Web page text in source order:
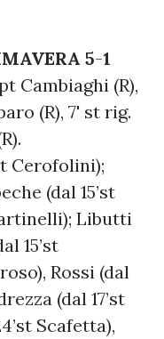
5-1
Cambiaghi (R),
(R), 7' st rig.
Cerofolini);
(dal 15’st
Libutti
15’st
Rossi (dal
(dal 17’st
Scafetta),